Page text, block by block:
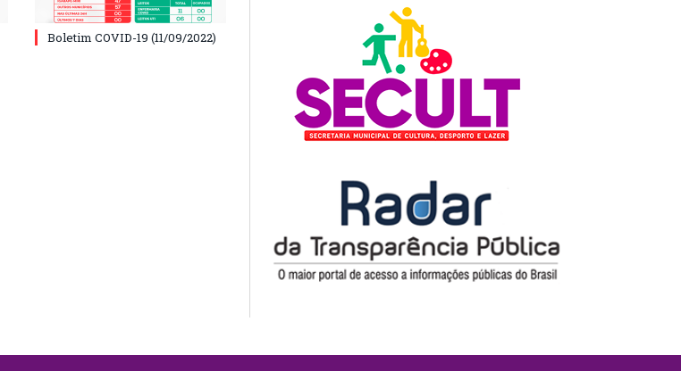
Boletim COVID-19 (11/09/2022)